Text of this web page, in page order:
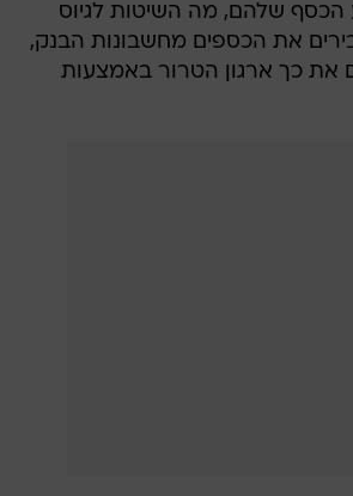
הכסף שלהם, מה השיטות לגיוס
את הכספים מחשבונות הבנק,
את כך ארגון הטרור באמצעות